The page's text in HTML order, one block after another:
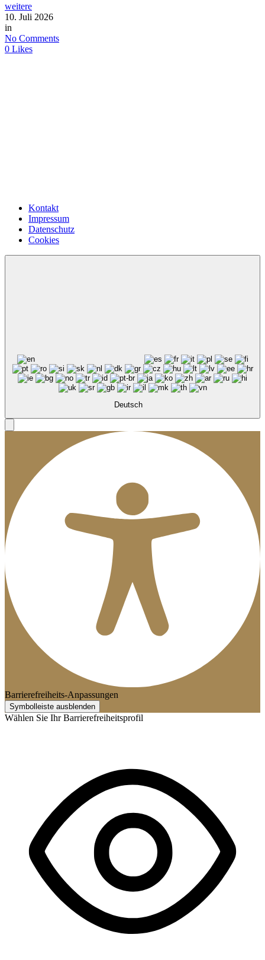
weitere
10. Juli 2026
in
No Comments
0 Likes
Kontakt
Impressum
Datenschutz
Cookies
Deutsch
Barrierefreiheits-Anpassungen
Symbolleiste ausblenden
Wählen Sie Ihr Barrierefreiheitsprofil